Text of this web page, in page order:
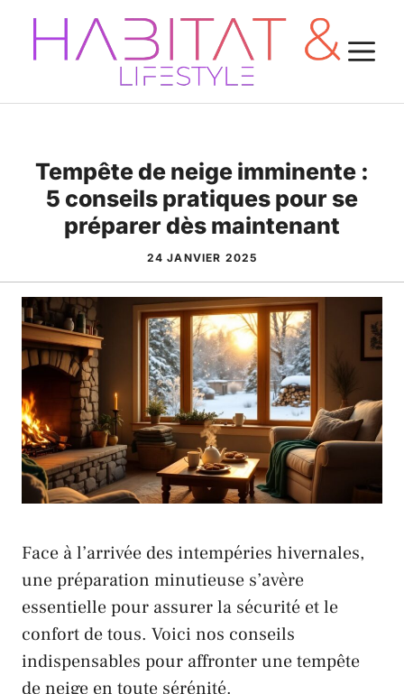
Aller
contenu
Tempête de neige imminente :
5 conseils pratiques pour se
préparer dès maintenant
24 JANVIER 2025
Face à l’arrivée des intempéries hivernales,
une préparation minutieuse s’avère
essentielle pour assurer la sécurité et le
confort de tous. Voici nos conseils
indispensables pour affronter une tempête
de neige en toute sérénité.